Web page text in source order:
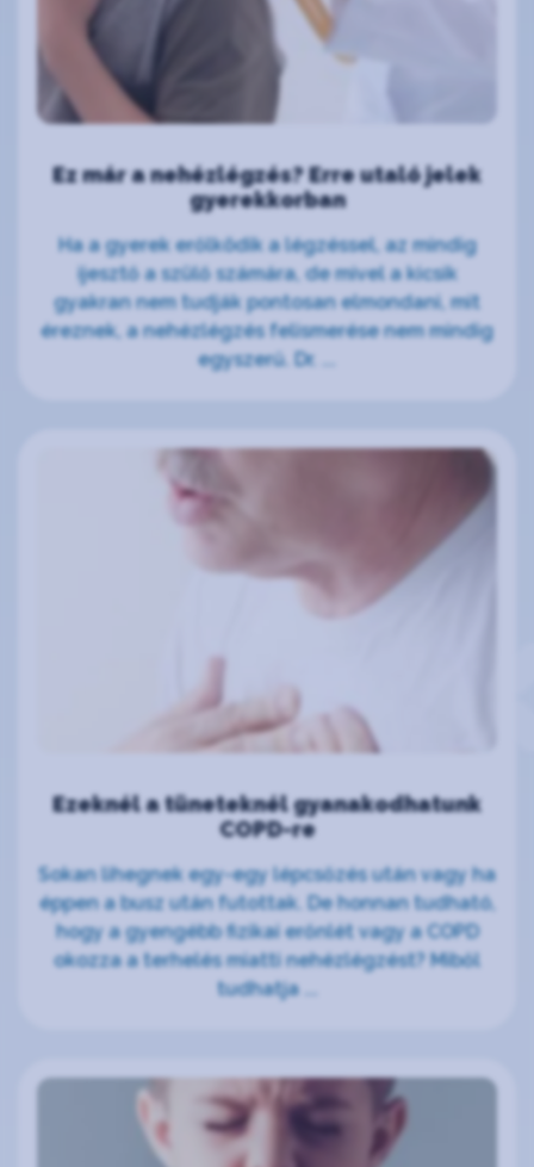
Ez már a nehézlégzés? Erre utaló jelek
gyerekkorban
Ha a gyerek erőlködik a légzéssel, az mindig
ijesztő a szülő számára, de mivel a kicsik
gyakran nem tudják pontosan elmondani, mit
éreznek, a nehézlégzés felismerése nem mindig
egyszerű. Dr. ...
Ezeknél a tüneteknél gyanakodhatunk
COPD-re
Sokan lihegnek egy-egy lépcsőzés után vagy ha
éppen a busz után futottak. De honnan tudható,
hogy a gyengébb fizikai erőnlét vagy a COPD
okozza a terhelés miatti nehézlégzést? Miből
tudhatja ...